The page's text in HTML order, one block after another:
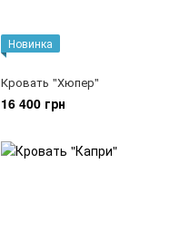
Новинка
Кровать "Хюпер"
16 400 грн